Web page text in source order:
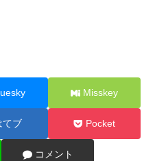
Misskey
てブ Pocket
コメント